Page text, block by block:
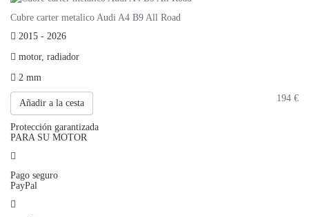
Cubre carter metalico Audi A4 B9 All Road
2015 - 2026
motor, radiador
2 mm
Añadir a la cesta 194 €
Protección garantizada
PARA SU MOTOR
Pago seguro
PayPal